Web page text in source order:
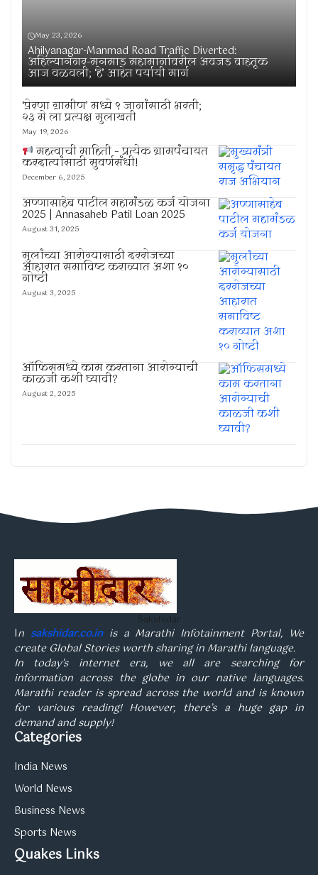
May 23, 2026
Ahilyanagar-Manmad Road Traffic Diverted:
अहिल्यानगर-मनमाड महामार्गावरील अवजड वाहतूक
आज वळवली; ‘हे’ आहेत पर्यायी मार्ग
‘प्रेरणा ग्रामीण’ मध्ये ९ जागांसाठी भरती;
२३ मे ला प्रत्यक्ष मुलाखती
May 19, 2026
महत्वाची माहिती – प्रत्येक ग्रामपंचायत
करदात्यांसाठी सुवर्णसंधी!
December 6, 2025
अण्णासाहेब पाटील महामंडळ कर्ज योजना
2025 | Annasaheb Patil Loan 2025
August 31, 2025
मुलांच्या आरोग्यासाठी दररोजच्या
आहारात समाविष्ट कराव्यात अशा १०
गोष्टी
August 3, 2025
ऑफिसमध्ये काम करताना आरोग्याची
काळजी कशी घ्यावी?
August 2, 2025
Sakshidar
In sakshidar.co.inis a Marathi Infotainment Portal, We
create Global Stories worth sharing in Marathi language.
In today’s internet era, we all are searching for
information across the globe in our native languages.
Marathi reader is spread across the world and is known
for various reading! However, there’s a huge gap in
demand and supply!
Categories
India News
World News
Business News
Sports News
Quakes Links